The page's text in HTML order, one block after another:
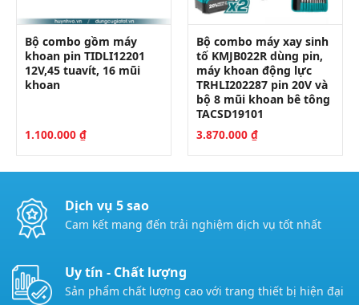
Bộ combo gồm máy
khoan pin TIDLI12201
12V,45 tuavít, 16 mũi
khoan
1.100.000 ₫
Bộ combo máy xay sinh
tố KMJB022R dùng pin,
máy khoan động lực
TRHLI202287 pin 20V và
bộ 8 mũi khoan bê tông
TACSD19101
3.870.000 ₫
Dịch vụ 5 sao
Cam kết mang đến trải nghiệm dịch vụ tốt nhất
Uy tín - Chất lượng
Sản phẩm chất lượng cao với trang thiết bị hiện đại